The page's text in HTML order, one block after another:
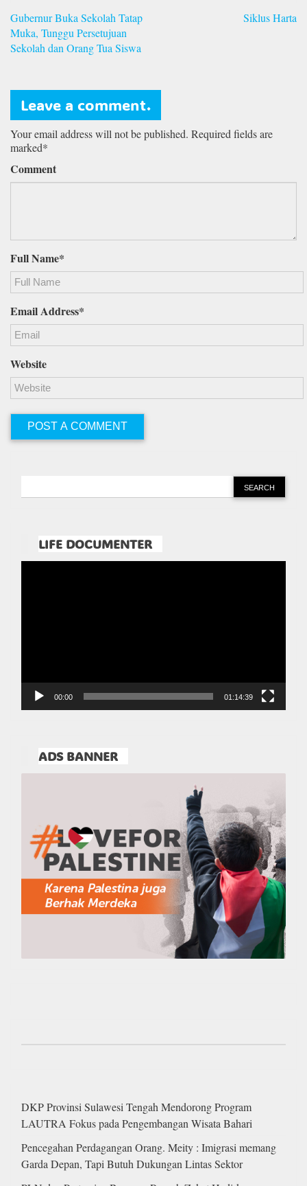
Navigasi
pos
Gubernur Buka Sekolah Tatap
Muka, Tunggu Persetujuan
Sekolah dan Orang Tua Siswa
Siklus Harta
Leave a comment.
Your email address will not be published. Required fields are
marked*
Comment
Full Name*
Email Address*
Website
LIFE DOCUMENTER
00:00 01:14:39
ADS BANNER
DKP Provinsi Sulawesi Tengah Mendorong Program
LAUTRA Fokus pada Pengembangan Wisata Bahari
Pencegahan Perdagangan Orang. Meity : Imigrasi memang
Garda Depan, Tapi Butuh Dukungan Lintas Sektor